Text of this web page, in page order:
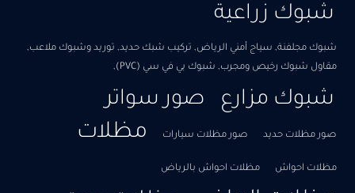
شبوك زراعية
شبوك مجلفنة, سياج أمني الرياض, تركيب شبك حديد, توريد وشبوك ملاعب,
مقاول شبوك رخيص ومجرب, شبوك بي في سي (PVC),
شبوك مزارع صور سواتر
صور مظلات حديد صور مظلات سيارات مظلات
مظلات احواش مظلات احواش بالرياض